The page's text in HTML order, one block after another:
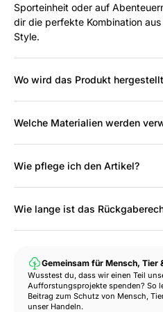
Sporteinheit oder auf
dir die perfekte Kombination
Style.
Wo wird das Produkt
Welche Materialien werden
Wie pflege ich den Artikel?
Wie lange ist das
Gemeinsam für Mensch, Tier
Wusstest du, dass wir einen Teil
Aufforstungsprojekte spenden? So
Beitrag zum Schutz von Mensch,
unser Handeln.